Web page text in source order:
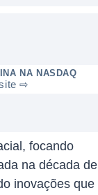
NA NASDAQ
⇨
focando
na década de
inovações que